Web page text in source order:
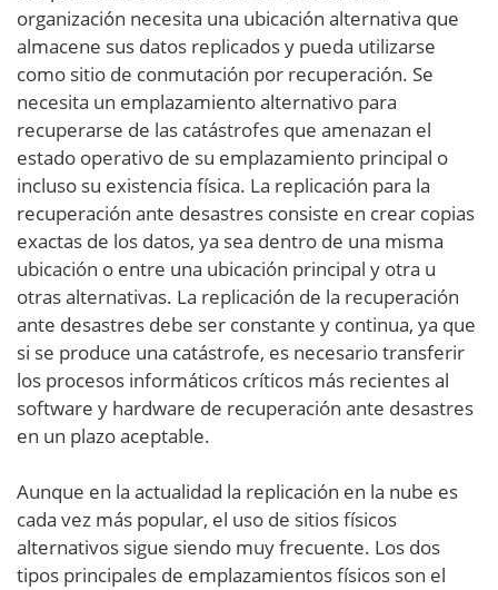
organización necesita una ubicación alternativa que
almacene sus datos replicados y pueda utilizarse
como sitio de conmutación por recuperación. Se
necesita un emplazamiento alternativo para
recuperarse de las catástrofes que amenazan el
estado operativo de su emplazamiento principal o
incluso su existencia física. La replicación para la
recuperación ante desastres consiste en crear copias
exactas de los datos, ya sea dentro de una misma
ubicación o entre una ubicación principal y otra u
otras alternativas. La replicación de la recuperación
ante desastres debe ser constante y continua, ya que
si se produce una catástrofe, es necesario transferir
los procesos informáticos críticos más recientes al
software y hardware de recuperación ante desastres
en un plazo aceptable.
Aunque en la actualidad la replicación en la nube es
cada vez más popular, el uso de sitios físicos
alternativos sigue siendo muy frecuente. Los dos
tipos principales de emplazamientos físicos son el